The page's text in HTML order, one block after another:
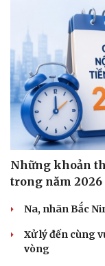
Những khoản
trong năm 2026
Na, nhãn Bắc
Xử lý đến cùng
vòng